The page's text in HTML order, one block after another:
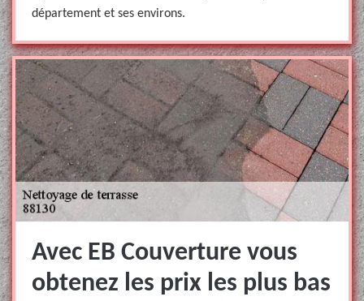
département et ses environs.
Avec EB Couverture vous
obtenez les prix les plus bas